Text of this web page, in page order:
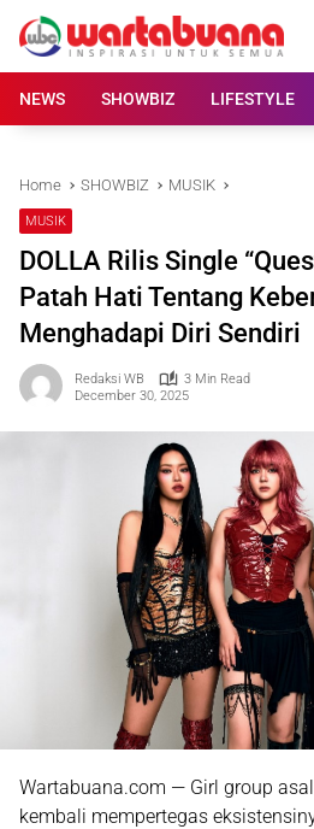
content
NEWS
SHOWBIZ LIFESTYLE
Home SHOWBIZ MUSIK
MUSIK
DOLLA Rilis Single
Patah Hati Tentang
Menghadapi Diri Sendiri
Redaksi WB
3 Min Read
December 30, 2025
Wartabuana.com — Girl group
kembali mempertegas